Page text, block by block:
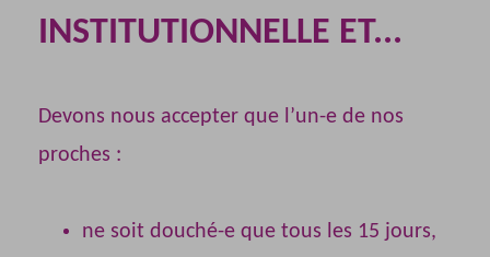
INSTITUTIONNELLE ET...
Devons nous accepter que l’un-e de nos
proches :
ne soit douché-e que tous les 15 jours,